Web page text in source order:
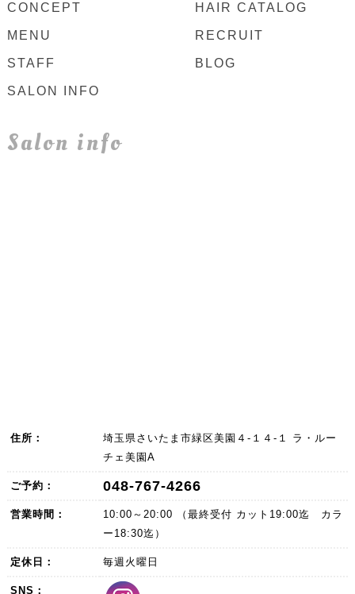
CONCEPT
MENU
STAFF
SALON INFO
HAIR CATALOG
RECRUIT
BLOG
Salon info
住所：
埼玉県さいたま市緑区美園４-１４-１ ラ・ルー
チェ美園A
ご予約： 048-767-4266
営業時間：
10:00～20:00 （最終受付 カット19:00迄 カラ
ー18:30迄）
定休日： 毎週火曜日
SNS：